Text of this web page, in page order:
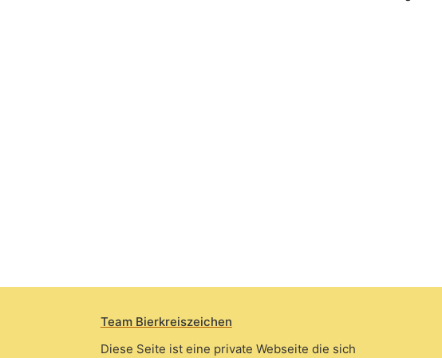
Team Bierkreiszeichen
Diese Seite ist eine private Webseite die sich